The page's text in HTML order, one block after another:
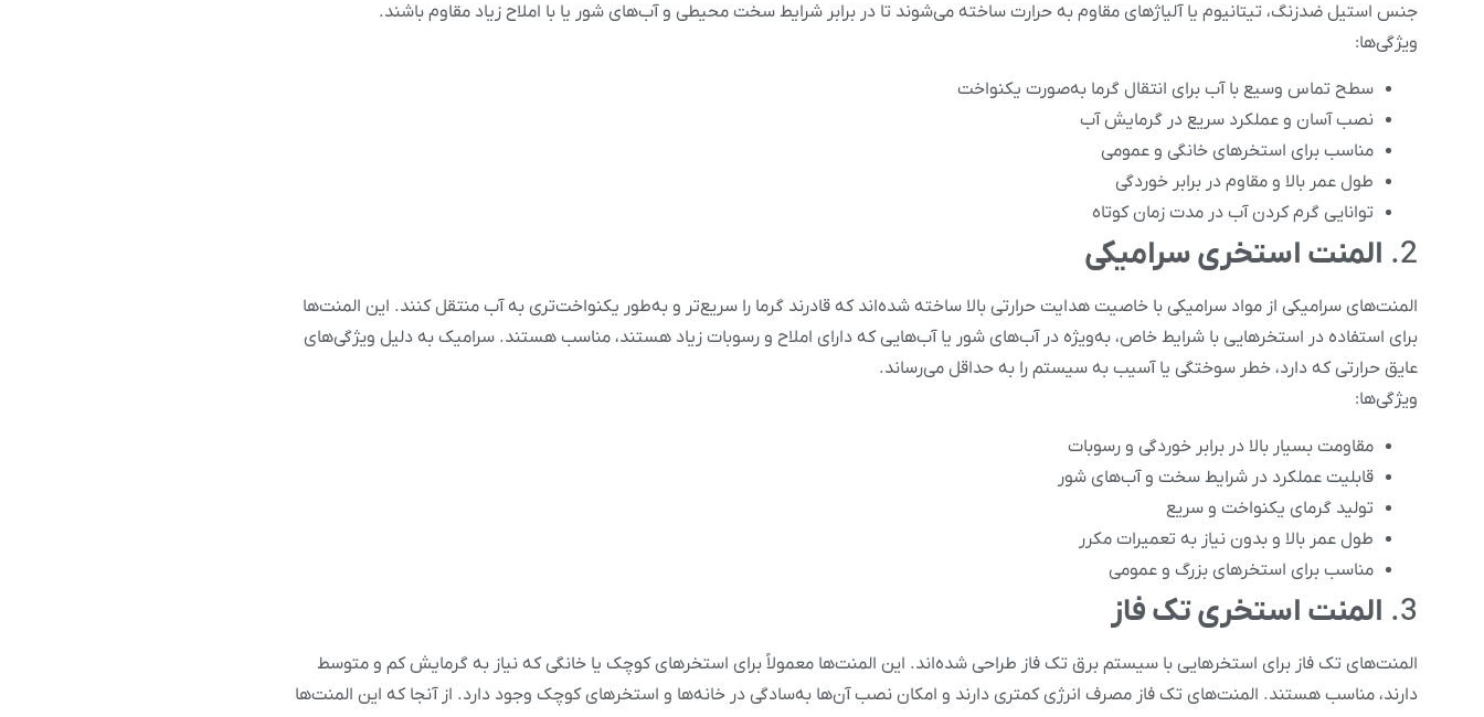
جنس استیل ضدزنگ، تیتانیوم یا آلیاژهای مقاوم به حرارت ساخته می‌شوند تا در برابر شرایط سخت محیطی و آب‌های شور یا با املاح زیاد مقاوم باشند.
ویژگی‌ها:
سطح تماس وسیع با آب برای انتقال گرما به‌صورت یکنواخت
نصب آسان و عملکرد سریع در گرمایش آب
مناسب برای استخرهای خانگی و عمومی
طول عمر بالا و مقاوم در برابر خوردگی
توانایی گرم کردن آب در مدت زمان کوتاه
2. المنت استخری سرامیکی
المنت‌های سرامیکی از مواد سرامیکی با خاصیت هدایت حرارتی بالا ساخته شده‌اند که قادرند گرما را سریع‌تر و به‌طور یکنواخت‌تری به آب منتقل کنند. این المنت‌ها
برای استفاده در استخرهایی با شرایط خاص، به‌ویژه در آب‌های شور یا آب‌هایی که دارای املاح و رسوبات زیاد هستند، مناسب هستند. سرامیک به دلیل ویژگی‌های
عایق حرارتی که دارد، خطر سوختگی یا آسیب به سیستم را به حداقل می‌رساند.
ویژگی‌ها:
مقاومت بسیار بالا در برابر خوردگی و رسوبات
قابلیت عملکرد در شرایط سخت و آب‌های شور
تولید گرمای یکنواخت و سریع
طول عمر بالا و بدون نیاز به تعمیرات مکرر
مناسب برای استخرهای بزرگ و عمومی
3. المنت استخری تک فاز
المنت‌های تک فاز برای استخرهایی با سیستم برق تک فاز طراحی شده‌اند. این المنت‌ها معمولاً برای استخرهای کوچک یا خانگی که نیاز به گرمایش کم و متوسط
دارند، مناسب هستند. المنت‌های تک فاز مصرف انرژی کمتری دارند و امکان نصب آن‌ها به‌سادگی در خانه‌ها و استخرهای کوچک وجود دارد. از آنجا که این المنت‌ها